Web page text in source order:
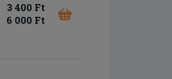
3 400 Ft
6 000 Ft